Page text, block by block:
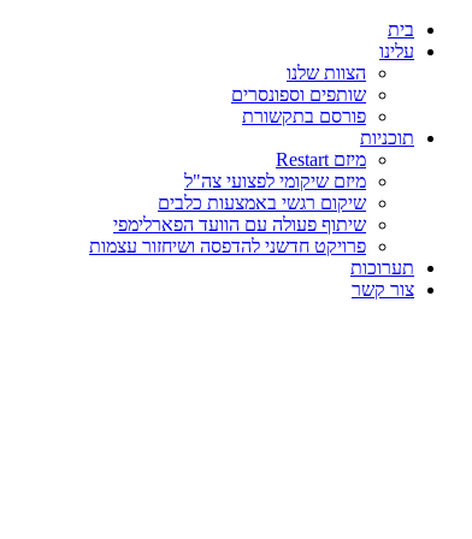
בית
עלינו
הצוות שלנו
שותפים וספונסרים
פורסם בתקשורת
תוכניות
מיזם Restart
מיזם שיקומי לפצועי צה"ל
שיקום רגשי באמצעות כלבים
שיתוף פעולה עם הוועד הפארלימפי
פרויקט חדשני להדפסה ושיחזור עצמות
תערוכות
צור קשר